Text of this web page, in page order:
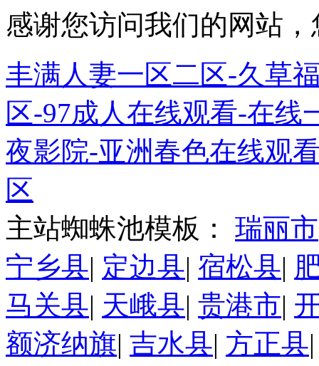
感谢您访问我们的网站
丰满人妻一区二区-久草
区-97成人在线观看-在线
夜影院-亚洲春色在线观
区
主站蜘蛛池模板： 瑞丽市
宁乡县| 定边县| 宿松县|
马关县| 天峨县| 贵港市|
额济纳旗| 吉水县| 方正县